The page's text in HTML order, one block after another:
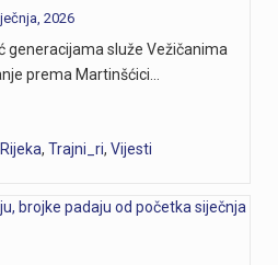
2026
generacijama služe Vežičanima
prema Martinšćici…
Rijeka, Trajni_ri, Vijesti